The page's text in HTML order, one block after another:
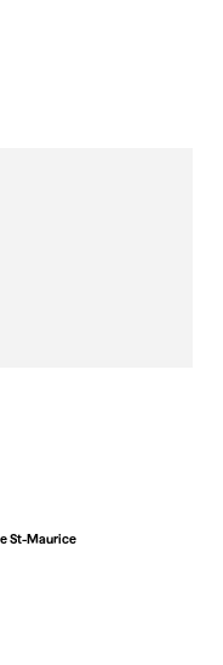
St-Maurice